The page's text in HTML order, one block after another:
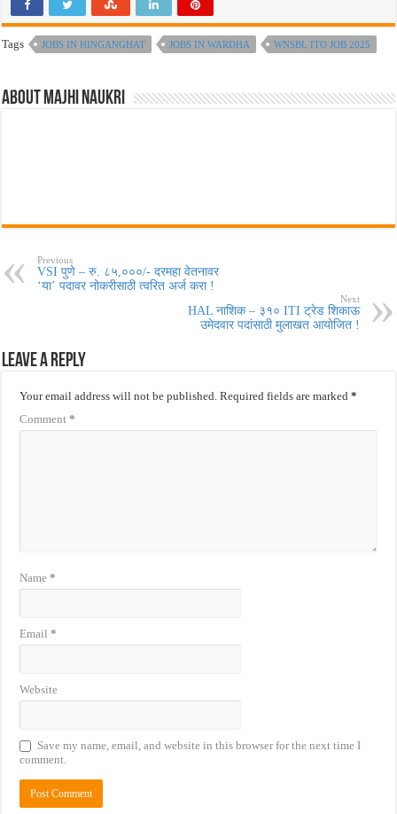
Tags JOBS IN HINGANGHAT JOBS IN WARDHA WNSBL ITO JOB 2025
About Majhi Naukri
Previous
VSI पुणे – रु. ८५,०००/- दरमहा वेतनावर
‘या’ पदावर नोकरीसाठी त्वरित अर्ज करा !
Next
HAL नाशिक – ३१० ITI ट्रेड शिकाऊ
उमेदवार पदांसाठी मुलाखत आयोजित !
Leave a Reply
Your email address will not be published. Required fields are marked*
Comment*
Name*
Email*
Website
Save my name, email, and website in this browser for the next time I
comment.